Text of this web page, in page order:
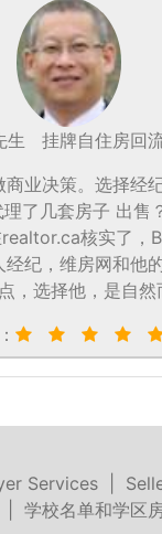
生
挂牌自住房回
业决策。选择经
了几套房子 出售
核实了，
纪，维房网和他
，选择他，是自然
Services|
学校名单和学区